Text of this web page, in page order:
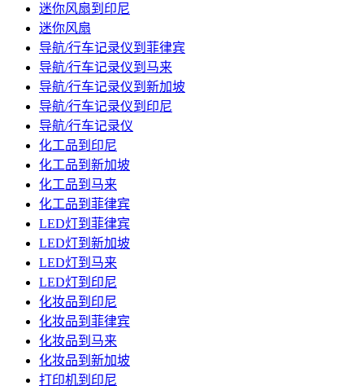
迷你风扇到印尼
迷你风扇
导航/行车记录仪到菲律宾
导航/行车记录仪到马来
导航/行车记录仪到新加坡
导航/行车记录仪到印尼
导航/行车记录仪
化工品到印尼
化工品到新加坡
化工品到马来
化工品到菲律宾
LED灯到菲律宾
LED灯到新加坡
LED灯到马来
LED灯到印尼
化妆品到印尼
化妆品到菲律宾
化妆品到马来
化妆品到新加坡
打印机到印尼